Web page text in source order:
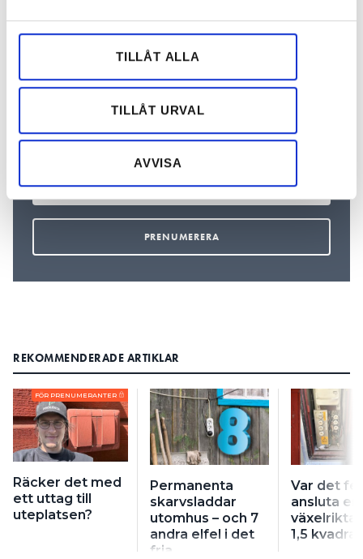
för sociala medier och analysera vår trafik. Vi
vidarebefordrar även sådana identifierare och annan
annons- och analysföretag som vi samarbetar med.
Dessa kan i sin tur kombinera informationen med annan
samlat in när du har använt deras tjänster.
TILLÅT ALLA
TILLÅT URVAL
AVVISA
Prenumerera på vårt nyhetsbrev och få nyheter, tips
REKOMMENDERADE ARTIKLAR
FÖR PRENUMERANTER
Räcker det med
ett uttag till
uteplatsen?
Permanenta
skarvsladdar
utomhus – och 7
andra elfel i det
fria
Var det
ansluta en
1,5